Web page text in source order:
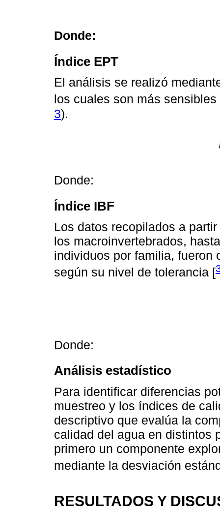
Donde:
Índice EPT
El análisis se realizó
los cuales son más
3).
Donde:
Índice IBF
Los datos recopilados a
los macroinvertebrados,
individuos por familia, fueron
según su nivel de tolerancia [
Donde:
Análisis estadístico
Para identificar diferencias
muestreo y los índices de
descriptivo que evalúa la
calidad del agua en distintos
primero un componente
mediante la desviación
RESULTADOS Y